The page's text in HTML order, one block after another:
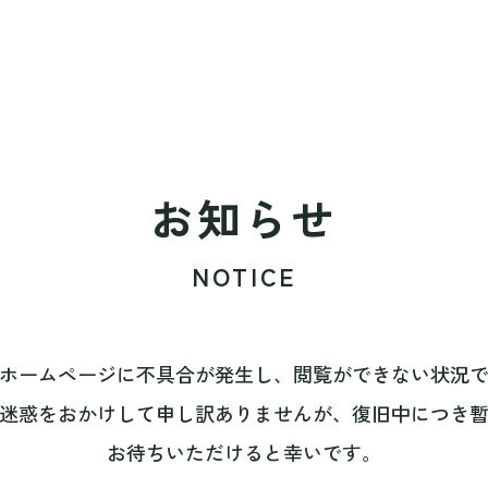
お知らせ
NOTICE
ームページに不具合が発生し、閲覧ができない状況で
惑をおかけして申し訳ありませんが、復旧中につき
お待ちいただけると幸いです。